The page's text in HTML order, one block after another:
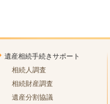
遺産相続手続きサポート
相続人調査
相続財産調査
遺産分割協議